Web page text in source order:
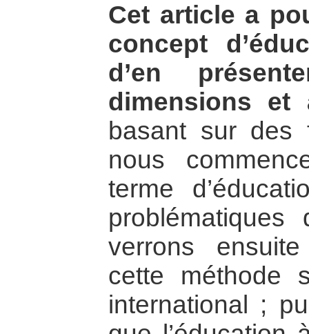
Cet article a
concept
d’en
dimensions et
basant sur des
nous
terme
verrons
cette méthode
international ;